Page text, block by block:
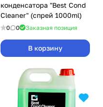
конденсатора "Best Cond
Cleaner" (спрей 1000ml)
0 0 Заказная позиция
В корзину